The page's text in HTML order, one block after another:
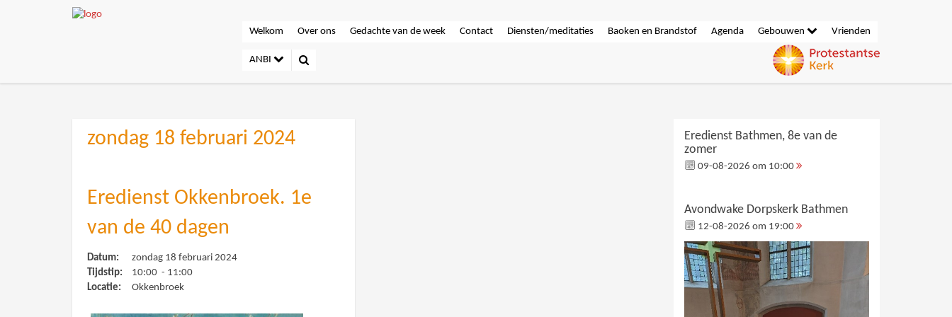
Welkom Over ons Gedachte van de week Contact Diensten/meditaties Baoken en Brandstof Agenda Gebouwen Vrienden
ANBI
zondag 18 februari 2024
Eredienst Okkenbroek. 1e
van de 40 dagen
Datum:
zondag 18 februari 2024
Tijdstip:
10:00 - 11:00
Locatie:
Okkenbroek
Eredienst Bathmen, 8e van de
zomer
09-08-2026 om 10:00
Avondwake Dorpskerk Bathmen
12-08-2026 om 19:00